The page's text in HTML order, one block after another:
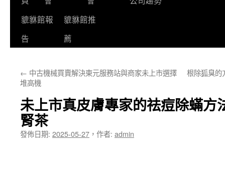
貔貅館報
告
貔貅館推
薦
← 中古機械買賣解決東元服務站與商家未上市選擇
堆高機
根除狐臭的
未上市真皮膚專家的祛痘除蟎方
腎茶
發佈日期: 2025-05-27 ， 作者: admin